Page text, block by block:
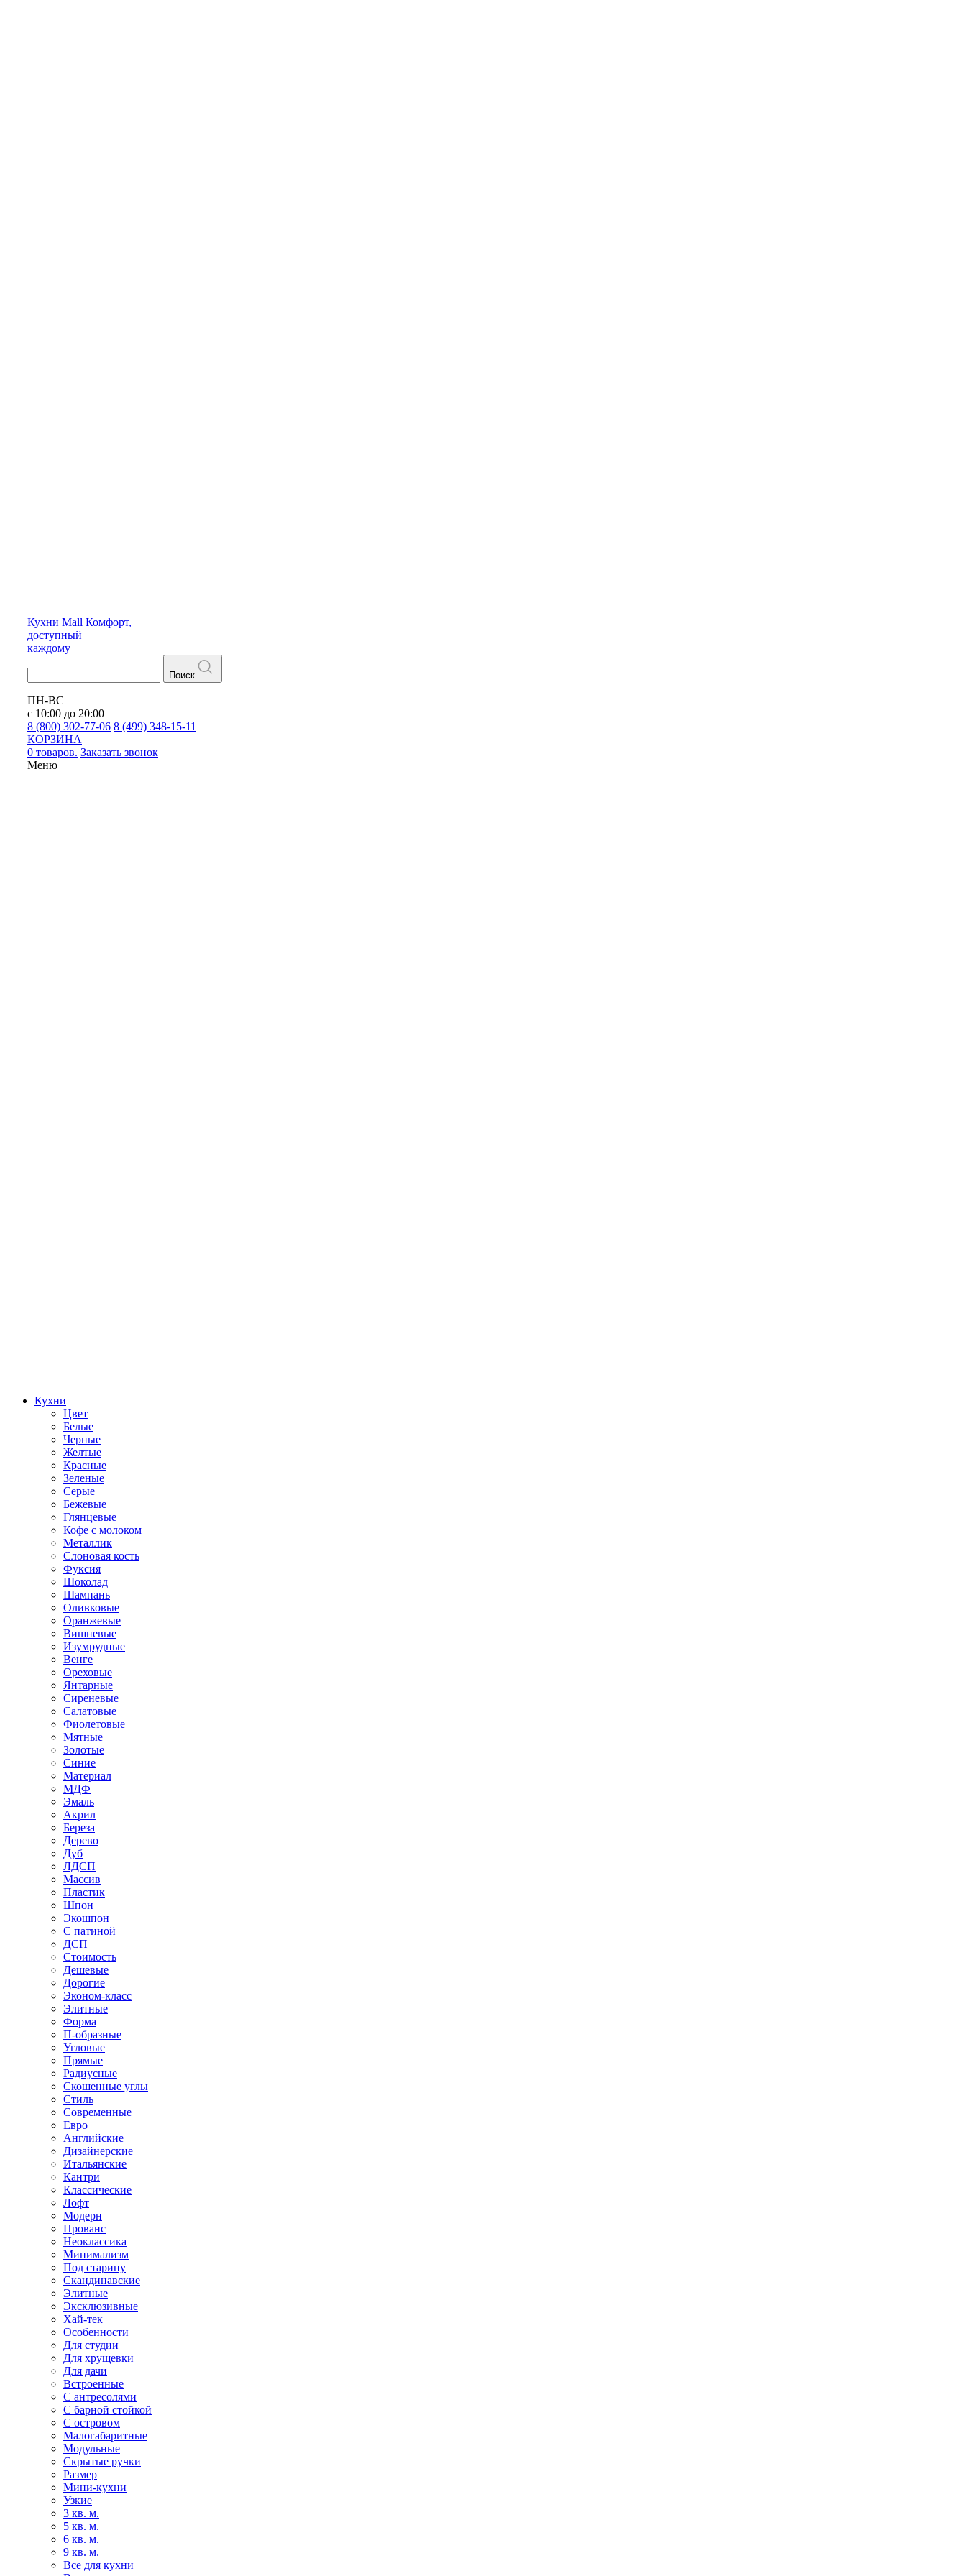
Кухни Mall Комфорт,
доступный
каждому
Поиск
ПН-ВС
с 10:00 до 20:00
8 (800) 302-77-06 8 (499) 348-15-11
КОРЗИНА
0 товаров. Заказать звонок
Меню
Кухни
Цвет
Белые
Черные
Желтые
Красные
Зеленые
Серые
Бежевые
Глянцевые
Кофе с молоком
Металлик
Слоновая кость
Фуксия
Шоколад
Шампань
Оливковые
Оранжевые
Вишневые
Изумрудные
Венге
Ореховые
Янтарные
Сиреневые
Салатовые
Фиолетовые
Мятные
Золотые
Синие
Материал
МДФ
Эмаль
Акрил
Береза
Дерево
Дуб
ЛДСП
Массив
Пластик
Шпон
Экошпон
С патиной
ДСП
Стоимость
Дешевые
Дорогие
Эконом-класс
Элитные
Форма
П-образные
Угловые
Прямые
Радиусные
Скошенные углы
Стиль
Современные
Евро
Английские
Дизайнерские
Итальянские
Кантри
Классические
Лофт
Модерн
Прованс
Неоклассика
Минимализм
Под старину
Скандинавские
Элитные
Эксклюзивные
Хай-тек
Особенности
Для студии
Для хрущевки
Для дачи
Встроенные
С антресолями
С барной стойкой
С островом
Малогабаритные
Модульные
Скрытые ручки
Размер
Мини-кухни
Узкие
3 кв. м.
5 кв. м.
6 кв. м.
9 кв. м.
Все для кухни